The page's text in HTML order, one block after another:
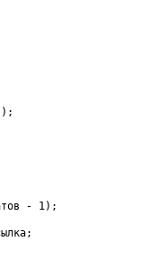
) ;
- 1) ;
;